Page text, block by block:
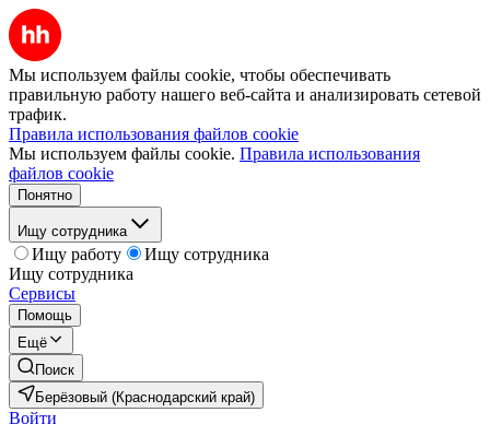
Мы используем файлы cookie, чтобы обеспечивать
правильную работу нашего веб-сайта и анализировать сетевой
трафик.
Правила использования файлов cookie
Мы используем файлы cookie. Правила использования
файлов cookie
Понятно
Ищу сотрудника
Ищу работу
Ищу сотрудника
Ищу сотрудника
Сервисы
Помощь
Ещё
Поиск
Берёзовый (Краснодарский край)
Войти